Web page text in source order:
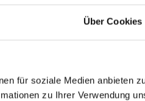
Über Cookies
für soziale Medien anbieten
zu Ihrer Verwendung